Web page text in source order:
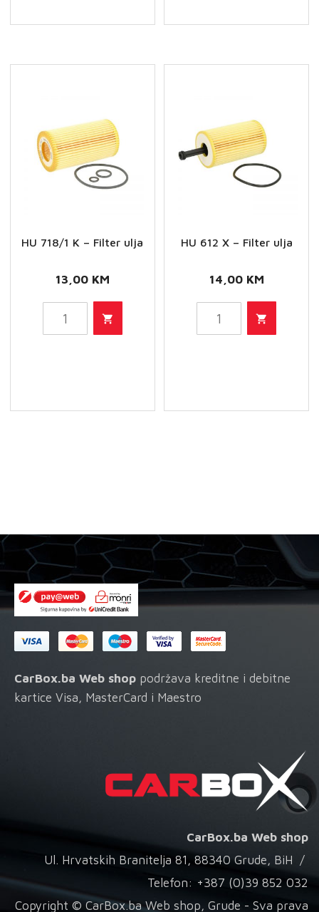
količina
Filter
količina
HU 718/1 K – Filter ulja
13,00 KM
718/1
HU 612 X – Filter ulja
14,00 KM
612
CarBox.ba Web shop podržava kreditne i debitne
kartice Visa, MasterCard i Maestro
CarBox.ba Web shop
Ul. Hrvatskih Branitelja 81, 88340 Grude, BiH /
Telefon: +387 (0)39 852 032
Copyright © CarBox.ba Web shop, Grude - Sva prava